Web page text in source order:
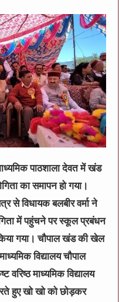
पाठशाला देवत में खंड
का समापन हो गया।
से विधायक बलबीर वर्मा ने
में पहुंचने पर स्कूल प्रबंधन
किया गया। चौपाल खंड की खेल
विद्यालय चौपाल
माध्यमिक विद्यालय
हुए खो खो को छोड़कर